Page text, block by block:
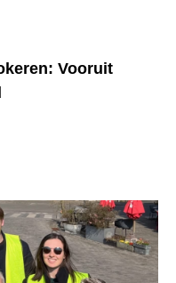
Vooruit